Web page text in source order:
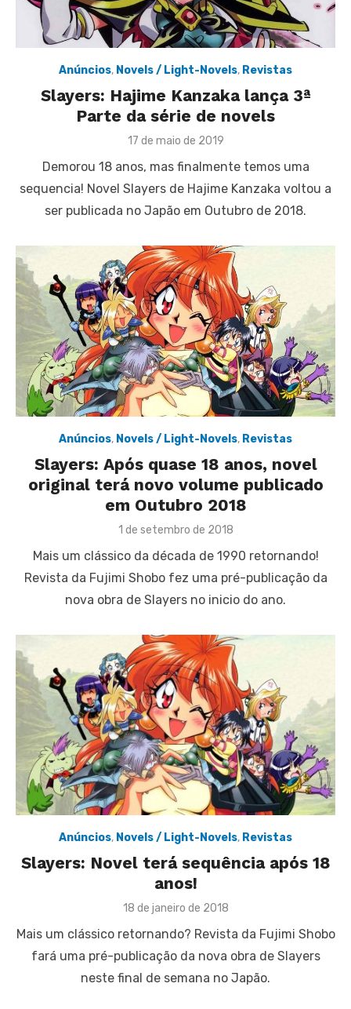
Anúncios, Novels / Light-Novels, Revistas
Slayers: Hajime Kanzaka lança 3ª
Parte da série de novels
Posted
17 de maio de 2019
Demorou 18 anos, mas finalmente temos uma
sequencia! Novel Slayers de Hajime Kanzaka voltou a
ser publicada no Japão em Outubro de 2018.
Anúncios, Novels / Light-Novels, Revistas
Slayers: Após quase 18 anos, novel
original terá novo volume publicado
em Outubro 2018
Posted
1 de setembro de 2018
Mais um clássico da década de 1990 retornando!
Revista da Fujimi Shobo fez uma pré-publicação da
nova obra de Slayers no inicio do ano.
Anúncios, Novels / Light-Novels, Revistas
Slayers: Novel terá sequência após 18
anos!
Posted
18 de janeiro de 2018
Mais um clássico retornando? Revista da Fujimi Shobo
fará uma pré-publicação da nova obra de Slayers
neste final de semana no Japão.